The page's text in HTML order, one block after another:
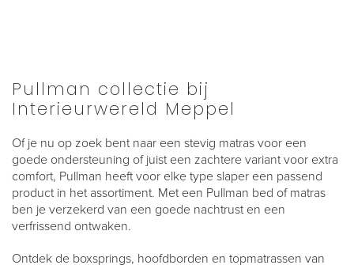
Pullman collectie bij
Interieurwereld Meppel
Of je nu op zoek bent naar een stevig matras voor een
goede ondersteuning of juist een zachtere variant voor extra
comfort, Pullman heeft voor elke type slaper een passend
product in het assortiment. Met een Pullman bed of matras
ben je verzekerd van een goede nachtrust en een
verfrissend ontwaken.
Ontdek de boxsprings, hoofdborden en topmatrassen van